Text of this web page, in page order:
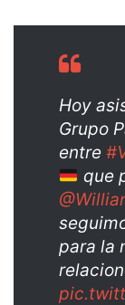
Hoy
Grupo
entre
que
para la